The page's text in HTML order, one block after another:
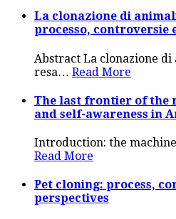
La clonazione di
processo, controversie
Abstract La clonazione
resa… Read More
The last frontier of the
and self-awareness in
Introduction: the
Read More
Pet cloning: process,
perspectives